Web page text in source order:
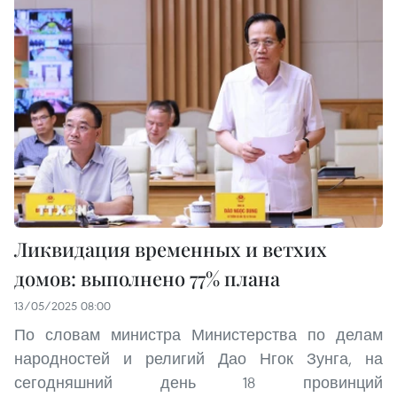
Ликвидация временных и ветхих
домов: выполнено 77% плана
13/05/2025 08:00
По словам министра Министерства по делам
народностей и религий Дао Нгок Зунга, на
сегодняшний день 18 провинций